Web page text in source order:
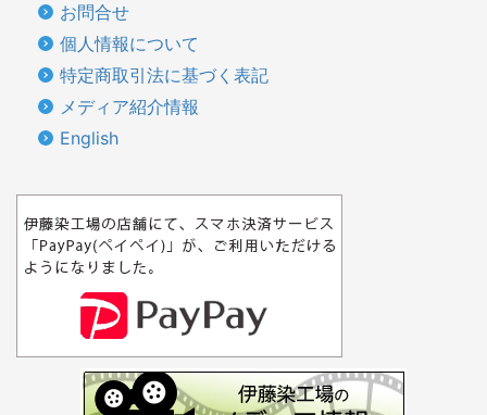
お問合せ
個人情報について
特定商取引法に基づく表記
メディア紹介情報
English